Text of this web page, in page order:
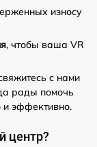
износу
, чтобы ваша VR
с нами
рады помочь
и эффективно.
центр?